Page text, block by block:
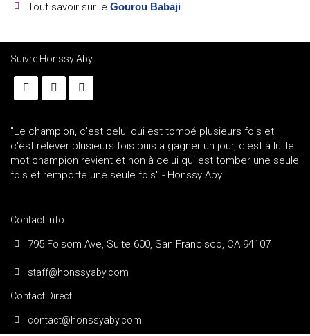
Tout savoir sur le Gourou Babaji
Suivre Honssy Aby
"Le champion, c'est celui qui est tombé plusieurs fois et
c'est relever plusieurs fois puis a gagner un jour, c'est à lui le
mot champion revient et non à celui qui est tomber une seule
fois et remporte une seule fois" - Honssy Aby
Contact Info
795 Folsom Ave, Suite 600, San Francisco, CA 94107
staff@honssyaby.com
Contact Direct
contact@honssyaby.com